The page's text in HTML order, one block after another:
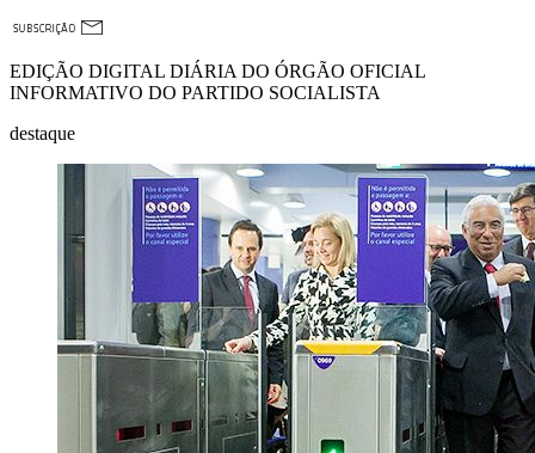
EDIÇÃO DIGITAL DIÁRIA DO ÓRGÃO OFICIAL
INFORMATIVO DO PARTIDO SOCIALISTA
destaque